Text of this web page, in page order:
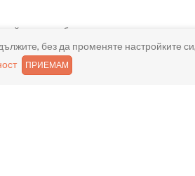
или мобилните ни приложения.
без да променяте настройките
ПРИЕМАМ